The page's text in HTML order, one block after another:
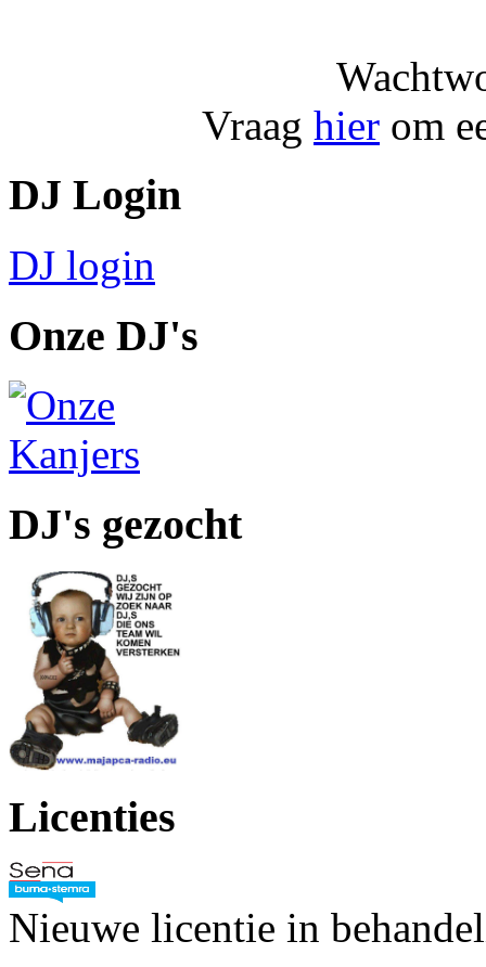
Vraag hier om
DJ Login
DJ login
Onze DJ's
DJ's gezocht
Licenties
Nieuwe licentie in